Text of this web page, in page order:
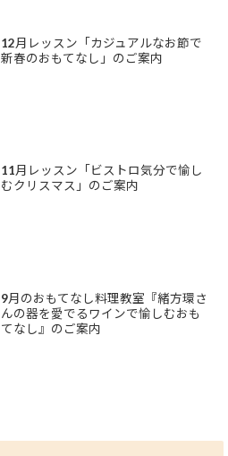
12月レッスン「カジュアルなお節で
新春のおもてなし」のご案内
11月レッスン「ビストロ気分で愉し
むクリスマス」のご案内
9月のおもてなし料理教室『緒方環さ
んの器を愛でるワインで愉しむおも
てなし』のご案内